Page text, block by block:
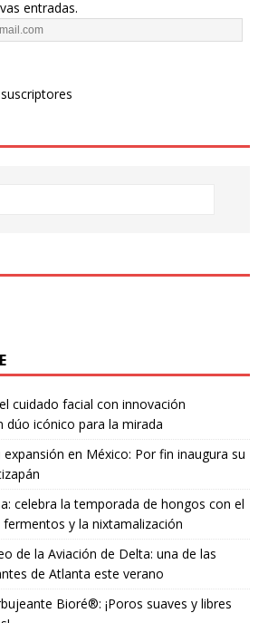
entradas.
cuidado facial con innovación
dúo icónico para la mirada
en México: Por fin inaugura su
celebra la temporada de hongos con el
y la nixtamalización
de la Aviación de Delta: una de las
de Atlanta este verano
Bioré®: ¡Poros suaves y libres